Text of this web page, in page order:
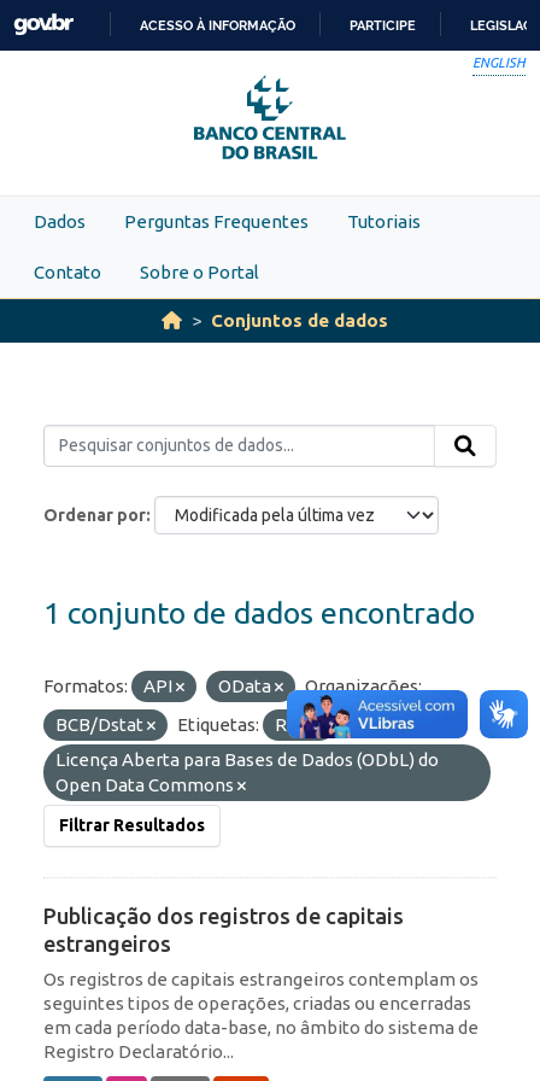
Skip to main content
PARA
O
CONTEÚDO
ACESSO À INFORMAÇÃO PARTICIPE
ENGLISH
Dados Perguntas Frequentes Tutoriais
Contato Sobre o Portal
Conjuntos de dados
Ordenar por
1 conjunto de dados encontrado
Formatos: API OData
Organizações:
BCB/Dstat
Etiquetas: RDE
Licenças:
Licença Aberta para Bases de Dados (ODbL) do
Open Data Commons
Filtrar Resultados
Publicação dos registros de capitais
estrangeiros
Os registros de capitais estrangeiros contemplam os
seguintes tipos de operações, criadas ou encerradas
em cada período data-base, no âmbito do sistema de
Registro Declaratório...